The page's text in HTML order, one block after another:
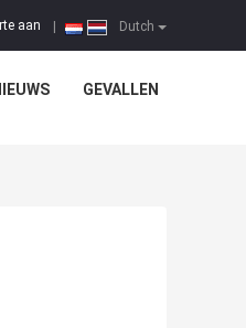
Dutch
aan
GEVALLEN